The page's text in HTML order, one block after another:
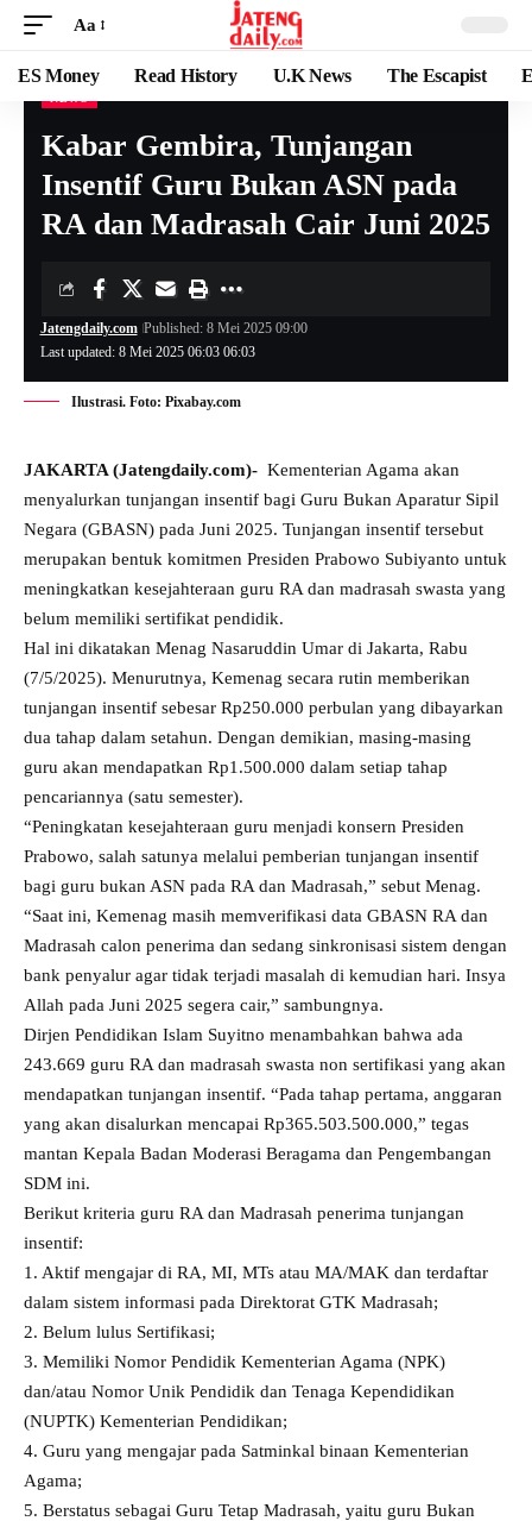
Aa
ES Money Read History U.K News The Escapist
Kabar Gembira, Tunjangan
Insentif Guru Bukan ASN pada
RA dan Madrasah Cair Juni 2025
Last updated: 8 Mei 2025 06:03 06:03
Jatengdaily.com Published: 8 Mei 2025 09:00
Ilustrasi. Foto: Pixabay.com
JAKARTA (Jatengdaily.com)- Kementerian Agama akan
menyalurkan tunjangan insentif bagi Guru Bukan Aparatur Sipil
Negara (GBASN) pada Juni 2025. Tunjangan insentif tersebut
merupakan bentuk komitmen Presiden Prabowo Subiyanto untuk
meningkatkan kesejahteraan guru RA dan madrasah swasta yang
belum memiliki sertifikat pendidik.
Hal ini dikatakan Menag Nasaruddin Umar di Jakarta, Rabu
(7/5/2025). Menurutnya, Kemenag secara rutin memberikan
tunjangan insentif sebesar Rp250.000 perbulan yang dibayarkan
dua tahap dalam setahun. Dengan demikian, masing-masing
guru akan mendapatkan Rp1.500.000 dalam setiap tahap
pencariannya (satu semester).
“Peningkatan kesejahteraan guru menjadi konsern Presiden
Prabowo, salah satunya melalui pemberian tunjangan insentif
bagi guru bukan ASN pada RA dan Madrasah,” sebut Menag.
“Saat ini, Kemenag masih memverifikasi data GBASN RA dan
Madrasah calon penerima dan sedang sinkronisasi sistem dengan
bank penyalur agar tidak terjadi masalah di kemudian hari. Insya
Allah pada Juni 2025 segera cair,” sambungnya.
Dirjen Pendidikan Islam Suyitno menambahkan bahwa ada
243.669 guru RA dan madrasah swasta non sertifikasi yang akan
mendapatkan tunjangan insentif. “Pada tahap pertama, anggaran
yang akan disalurkan mencapai Rp365.503.500.000,” tegas
mantan Kepala Badan Moderasi Beragama dan Pengembangan
SDM ini.
Berikut kriteria guru RA dan Madrasah penerima tunjangan
insentif:
1. Aktif mengajar di RA, MI, MTs atau MA/MAK dan terdaftar
dalam sistem informasi pada Direktorat GTK Madrasah;
2. ⁠Belum lulus Sertifikasi;
3. ⁠Memiliki Nomor Pendidik Kementerian Agama (NPK)
dan/atau Nomor Unik Pendidik dan Tenaga Kependidikan
(NUPTK) Kementerian Pendidikan;
4. ⁠Guru yang mengajar pada Satminkal binaan Kementerian
Agama;
5. ⁠Berstatus sebagai Guru Tetap Madrasah, yaitu guru Bukan